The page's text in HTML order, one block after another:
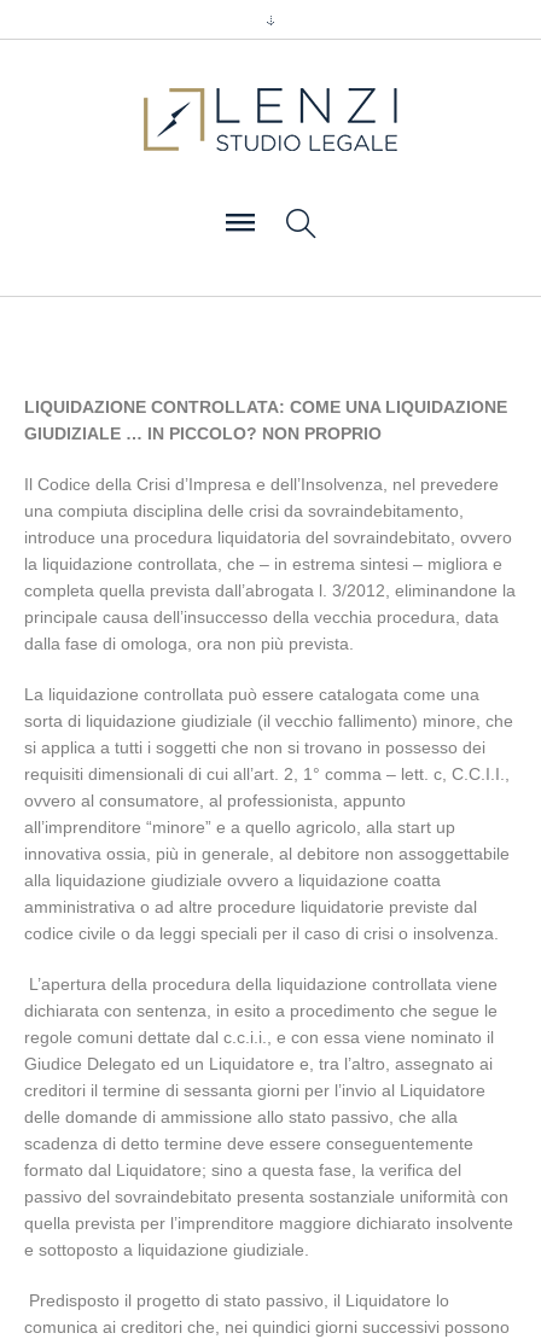
LIQUIDAZIONE CONTROLLATA: COME UNA LIQUIDAZIONE
GIUDIZIALE … IN PICCOLO? NON PROPRIO
Il Codice della Crisi d’Impresa e dell’Insolvenza, nel prevedere
una compiuta disciplina delle crisi da sovraindebitamento,
introduce una procedura liquidatoria del sovraindebitato, ovvero
la liquidazione controllata, che – in estrema sintesi – migliora e
completa quella prevista dall’abrogata l. 3/2012, eliminandone la
principale causa dell’insuccesso della vecchia procedura, data
dalla fase di omologa, ora non più prevista.
La liquidazione controllata può essere catalogata come una
sorta di liquidazione giudiziale (il vecchio fallimento) minore, che
si applica a tutti i soggetti che non si trovano in possesso dei
requisiti dimensionali di cui all’art. 2, 1° comma – lett. c, C.C.I.I.,
ovvero al consumatore, al professionista, appunto
all’imprenditore “minore” e a quello agricolo, alla start up
innovativa ossia, più in generale, al debitore non assoggettabile
alla liquidazione giudiziale ovvero a liquidazione coatta
amministrativa o ad altre procedure liquidatorie previste dal
codice civile o da leggi speciali per il caso di crisi o insolvenza.
L’apertura della procedura della liquidazione controllata viene
dichiarata con sentenza, in esito a procedimento che segue le
regole comuni dettate dal c.c.i.i., e con essa viene nominato il
Giudice Delegato ed un Liquidatore e, tra l’altro, assegnato ai
creditori il termine di sessanta giorni per l’invio al Liquidatore
delle domande di ammissione allo stato passivo, che alla
scadenza di detto termine deve essere conseguentemente
formato dal Liquidatore; sino a questa fase, la verifica del
passivo del sovraindebitato presenta sostanziale uniformità con
quella prevista per l’imprenditore maggiore dichiarato insolvente
e sottoposto a liquidazione giudiziale.
Predisposto il progetto di stato passivo, il Liquidatore lo
comunica ai creditori che, nei quindici giorni successivi possono